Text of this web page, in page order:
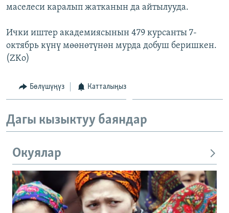
маселеси каралып жатканын да айтылууда.
Ички иштер академиясынын 479 курсанты 7-
октябрь күнү мөөнөтүнөн мурда добуш беришкен.
(ZKo)
Бөлүшүңүз Катталыңыз
Дагы кызыктуу баяндар
Окуялар